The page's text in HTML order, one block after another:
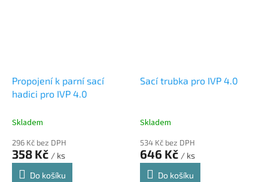
Propojení k parní sací
hadici pro IVP 4.0
Skladem
296 Kč bez DPH
358 Kč / ks
Do košíku
Sací trubka pro IVP 4.0
Skladem
534 Kč bez DPH
646 Kč / ks
Do košíku